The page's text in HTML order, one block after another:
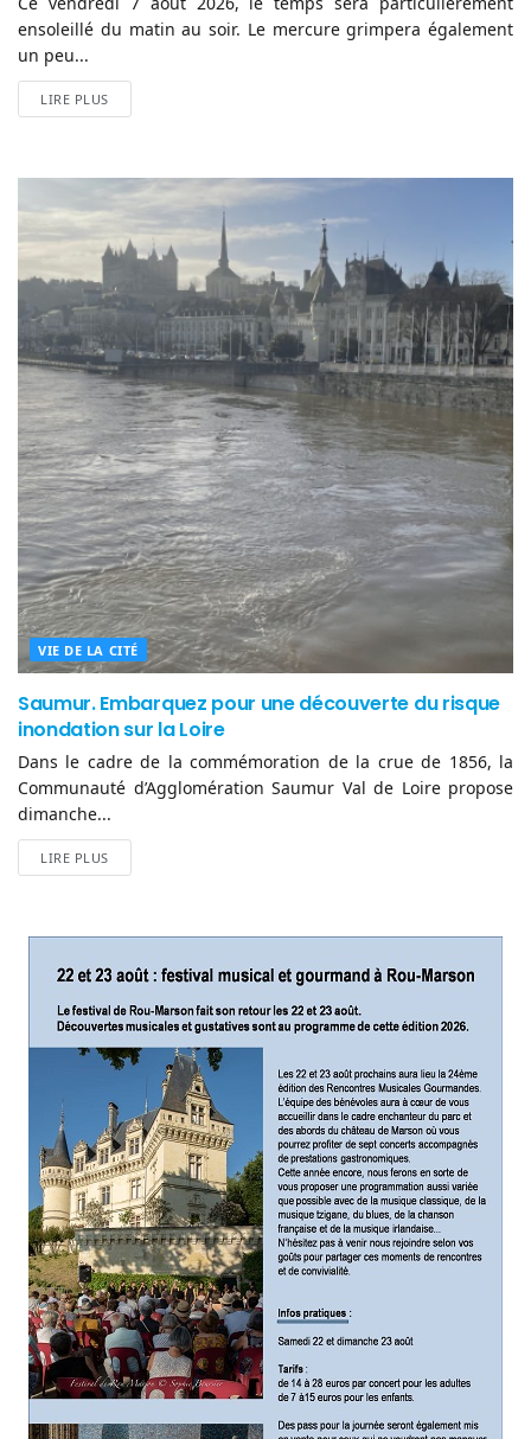
ensoleillé du matin au soir. Le mercure grimpera également
un peu...
LIRE PLUS
VIE DE LA CITÉ
Saumur. Embarquez pour une découverte du risque
inondation sur la Loire
Dans le cadre de la commémoration de la crue de 1856, la
Communauté d’Agglomération Saumur Val de Loire propose
dimanche...
LIRE PLUS